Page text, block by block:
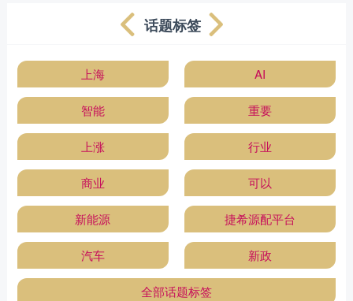
话题标签
上海 AI
智能 重要
上涨 行业
商业 可以
新能源 捷希源配平台
汽车 新政
全部话题标签